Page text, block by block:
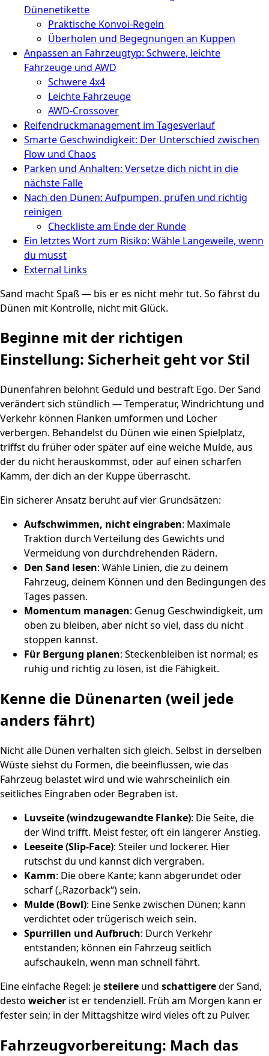
Dünenetikette
Praktische Konvoi‑Regeln
Überholen und Begegnungen an Kuppen
Anpassen an Fahrzeugtyp: Schwere, leichte
Fahrzeuge und AWD
Schwere 4x4
Leichte Fahrzeuge
AWD‑Crossover
Reifendruckmanagement im Tagesverlauf
Smarte Geschwindigkeit: Der Unterschied zwischen
Flow und Chaos
Parken und Anhalten: Versetze dich nicht in die
nächste Falle
Nach den Dünen: Aufpumpen, prüfen und richtig
reinigen
Checkliste am Ende der Runde
Ein letztes Wort zum Risiko: Wähle Langeweile, wenn
du musst
External Links
Sand macht Spaß — bis er es nicht mehr tut. So fährst du
Dünen mit Kontrolle, nicht mit Glück.
Beginne mit der richtigen
Einstellung: Sicherheit geht vor Stil
Dünenfahren belohnt Geduld und bestraft Ego. Der Sand
verändert sich stündlich — Temperatur, Windrichtung und
Verkehr können Flanken umformen und Löcher
verbergen. Behandelst du Dünen wie einen Spielplatz,
triffst du früher oder später auf eine weiche Mulde, aus
der du nicht herauskommst, oder auf einen scharfen
Kamm, der dich an der Kuppe überrascht.
Ein sicherer Ansatz beruht auf vier Grundsätzen:
Aufschwimmen, nicht eingraben: Maximale
Traktion durch Verteilung des Gewichts und
Vermeidung von durchdrehenden Rädern.
Den Sand lesen: Wähle Linien, die zu deinem
Fahrzeug, deinem Können und den Bedingungen des
Tages passen.
Momentum managen: Genug Geschwindigkeit, um
oben zu bleiben, aber nicht so viel, dass du nicht
stoppen kannst.
Für Bergung planen: Steckenbleiben ist normal; es
ruhig und richtig zu lösen, ist die Fähigkeit.
Kenne die Dünenarten (weil jede
anders fährt)
Nicht alle Dünen verhalten sich gleich. Selbst in derselben
Wüste siehst du Formen, die beeinflussen, wie das
Fahrzeug belastet wird und wie wahrscheinlich ein
seitliches Eingraben oder Begraben ist.
Luvseite (windzugewandte Flanke): Die Seite, die
der Wind trifft. Meist fester, oft ein längerer Anstieg.
Leeseite (Slip‑Face): Steiler und lockerer. Hier
rutschst du und kannst dich vergraben.
Kamm: Die obere Kante; kann abgerundet oder
scharf („Razorback“) sein.
Mulde (Bowl): Eine Senke zwischen Dünen; kann
verdichtet oder trügerisch weich sein.
Spurrillen und Aufbruch: Durch Verkehr
entstanden; können ein Fahrzeug seitlich
aufschaukeln, wenn man schnell fährt.
Eine einfache Regel: jesteilere und schattigereder Sand,
desto weicher ist er tendenziell. Früh am Morgen kann er
fester sein; in der Mittagshitze wird vieles oft zu Pulver.
Fahrzeugvorbereitung: Mach das